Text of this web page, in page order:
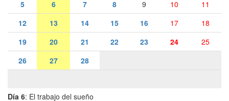
5
6 7 8 9 10
11
12
13 14 15 16 17
18
19
20 21 22 23 24
25
26
27 28
Día 6: El trabajo del sueño